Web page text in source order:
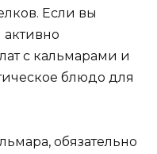
Если вы
активно
с кальмарами и
блюдо для
обязательно